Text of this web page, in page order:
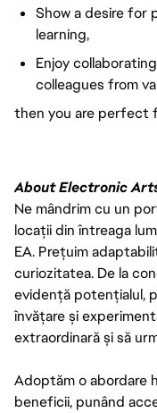
Show a desire for
learning,
Enjoy
colleagues from
then you are perfect
About Electronic
Ne mândrim cu un
locații din întreaga
EA. Prețuim
curiozitatea. De la
evidență potențialul,
învățare și
extraordinară și să
Adoptăm o abordare
beneficii, punând